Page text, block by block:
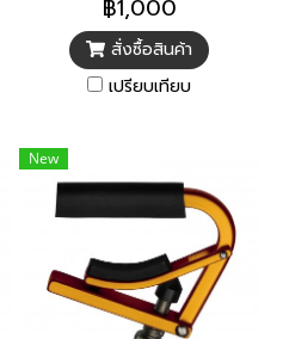
฿1,000
สั่งซื้อสินค้า
เปรียบเทียบ
New